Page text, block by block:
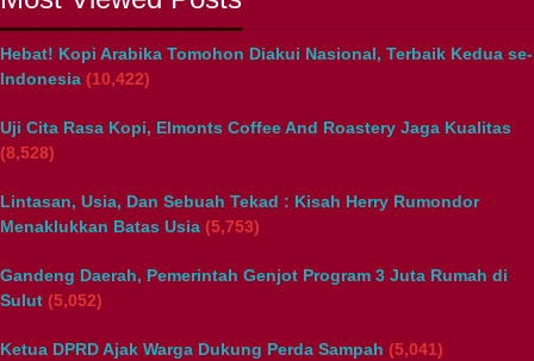
Hebat! Kopi Arabika Tomohon Diakui Nasional, Terbaik Kedua se-
Indonesia (10,422)
Uji Cita Rasa Kopi, Elmonts Coffee And Roastery Jaga Kualitas
(8,528)
Lintasan, Usia, Dan Sebuah Tekad : Kisah Herry Rumondor
Menaklukkan Batas Usia (5,753)
Gandeng Daerah, Pemerintah Genjot Program 3 Juta Rumah di
Sulut (5,052)
Ketua DPRD Ajak Warga Dukung Perda Sampah (5,041)